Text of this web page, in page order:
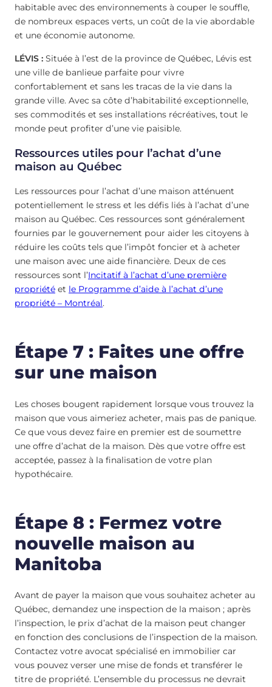
habitable avec des environnements à couper le souffle,
de nombreux espaces verts, un coût de la vie abordable
et une économie autonome.
LÉVIS : Située à l’est de la province de Québec, Lévis est
une ville de banlieue parfaite pour vivre
confortablement et sans les tracas de la vie dans la
grande ville. Avec sa côte d’habitabilité exceptionnelle,
ses commodités et ses installations récréatives, tout le
monde peut profiter d’une vie paisible.
Ressources utiles pour l’achat d’une
maison au Québec
Les ressources pour l’achat d’une maison atténuent
potentiellement le stress et les défis liés à l’achat d’une
maison au Québec. Ces ressources sont généralement
fournies par le gouvernement pour aider les citoyens à
réduire les coûts tels que l’impôt foncier et à acheter
une maison avec une aide financière. Deux de ces
ressources sont l’Incitatif à l’achat d’une première
propriété et le Programme d’aide à l’achat d’une
propriété – Montréal.
Étape 7 : Faites une offre
sur une maison
Les choses bougent rapidement lorsque vous trouvez la
maison que vous aimeriez acheter, mais pas de panique.
Ce que vous devez faire en premier est de soumettre
une offre d’achat de la maison. Dès que votre offre est
acceptée, passez à la finalisation de votre plan
hypothécaire.
Étape 8 : Fermez votre
nouvelle maison au
Manitoba
Avant de payer la maison que vous souhaitez acheter au
Québec, demandez une inspection de la maison ; après
l’inspection, le prix d’achat de la maison peut changer
en fonction des conclusions de l’inspection de la maison.
Contactez votre avocat spécialisé en immobilier car
vous pouvez verser une mise de fonds et transférer le
titre de propriété. L’ensemble du processus ne devrait